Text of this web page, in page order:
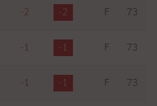
-2 -2 F 73
-1 -1 F 73
-1 -1 F 73